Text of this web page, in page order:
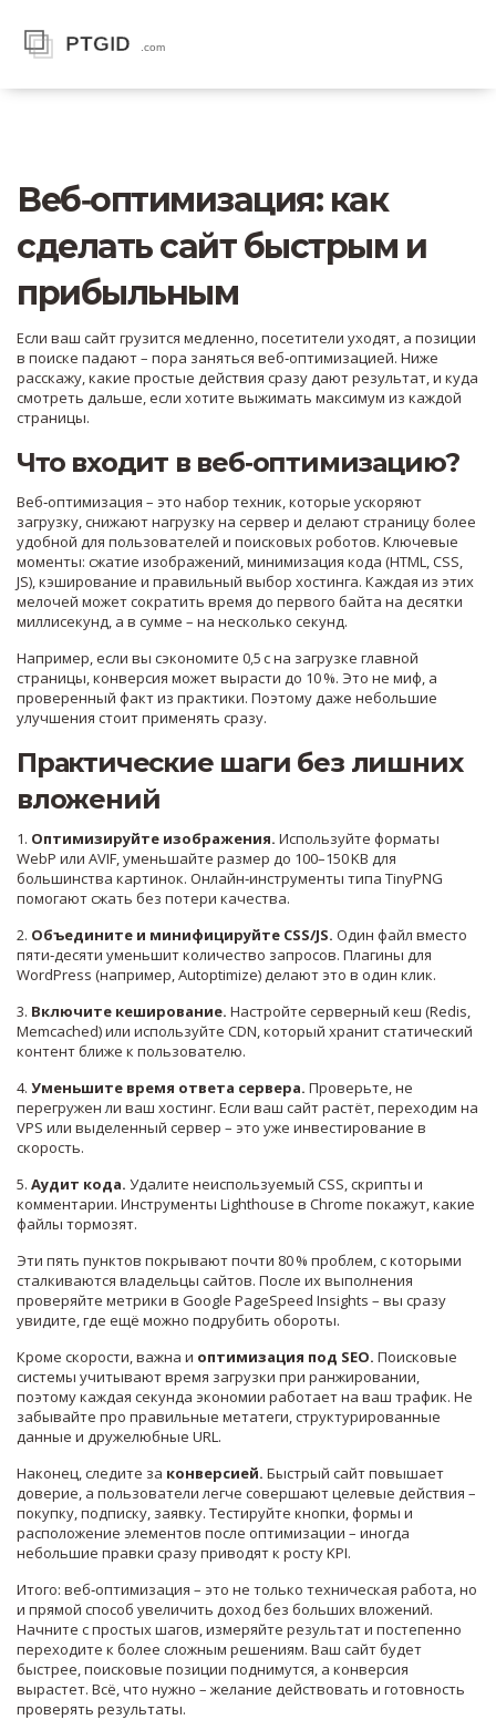
Веб‑оптимизация: как
сделать сайт быстрым и
прибыльным
Если ваш сайт грузится медленно, посетители уходят, а позиции
в поиске падают – пора заняться веб‑оптимизацией. Ниже
расскажу, какие простые действия сразу дают результат, и куда
смотреть дальше, если хотите выжимать максимум из каждой
страницы.
Что входит в веб‑оптимизацию?
Веб‑оптимизация – это набор техник, которые ускоряют
загрузку, снижают нагрузку на сервер и делают страницу более
удобной для пользователей и поисковых роботов. Ключевые
моменты: сжатие изображений, минимизация кода (HTML, CSS,
JS), кэширование и правильный выбор хостинга. Каждая из этих
мелочей может сократить время до первого байта на десятки
миллисекунд, а в сумме – на несколько секунд.
Например, если вы сэкономите 0,5 с на загрузке главной
страницы, конверсия может вырасти до 10 %. Это не миф, а
проверенный факт из практики. Поэтому даже небольшие
улучшения стоит применять сразу.
Практические шаги без лишних
вложений
1. Оптимизируйте изображения. Используйте форматы
WebP или AVIF, уменьшайте размер до 100–150 KB для
большинства картинок. Онлайн‑инструменты типа TinyPNG
помогают сжать без потери качества.
2. Объедините и минифицируйте CSS/JS. Один файл вместо
пяти‑десяти уменьшит количество запросов. Плагины для
WordPress (например, Autoptimize) делают это в один клик.
3. Включите кеширование. Настройте серверный кеш (Redis,
Memcached) или используйте CDN, который хранит статический
контент ближе к пользователю.
4. Уменьшите время ответа сервера. Проверьте, не
перегружен ли ваш хостинг. Если ваш сайт растёт, переходим на
VPS или выделенный сервер – это уже инвестирование в
скорость.
5. Аудит кода. Удалите неиспользуемый CSS, скрипты и
комментарии. Инструменты Lighthouse в Chrome покажут, какие
файлы тормозят.
Эти пять пунктов покрывают почти 80 % проблем, с которыми
сталкиваются владельцы сайтов. После их выполнения
проверяйте метрики в Google PageSpeed Insights – вы сразу
увидите, где ещё можно подрубить обороты.
Кроме скорости, важна и оптимизация под SEO. Поисковые
системы учитывают время загрузки при ранжировании,
поэтому каждая секунда экономии работает на ваш трафик. Не
забывайте про правильные метатеги, структурированные
данные и дружелюбные URL.
Наконец, следите за конверсией. Быстрый сайт повышает
доверие, а пользователи легче совершают целевые действия –
покупку, подписку, заявку. Тестируйте кнопки, формы и
расположение элементов после оптимизации – иногда
небольшие правки сразу приводят к росту KPI.
Итого: веб‑оптимизация – это не только техническая работа, но
и прямой способ увеличить доход без больших вложений.
Начните с простых шагов, измеряйте результат и постепенно
переходите к более сложным решениям. Ваш сайт будет
быстрее, поисковые позиции поднимутся, а конверсия
вырастет. Всё, что нужно – желание действовать и готовность
проверять результаты.